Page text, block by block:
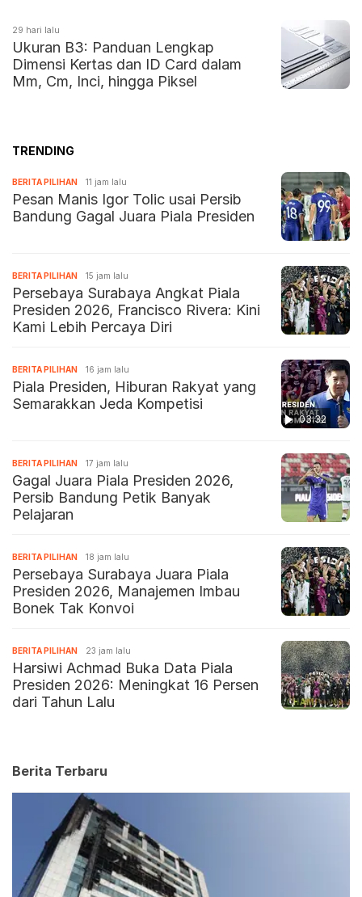
29 hari lalu
Ukuran B3: Panduan Lengkap
Dimensi Kertas dan ID Card dalam
Mm, Cm, Inci, hingga Piksel
TRENDING
BERITA PILIHAN 11 jam lalu
Pesan Manis Igor Tolic usai Persib
Bandung Gagal Juara Piala Presiden
BERITA PILIHAN 15 jam lalu
Persebaya Surabaya Angkat Piala
Presiden 2026, Francisco Rivera: Kini
Kami Lebih Percaya Diri
03:32
BERITA PILIHAN 16 jam lalu
Piala Presiden, Hiburan Rakyat yang
Semarakkan Jeda Kompetisi
BERITA PILIHAN 17 jam lalu
Gagal Juara Piala Presiden 2026,
Persib Bandung Petik Banyak
Pelajaran
BERITA PILIHAN 18 jam lalu
Persebaya Surabaya Juara Piala
Presiden 2026, Manajemen Imbau
Bonek Tak Konvoi
BERITA PILIHAN 23 jam lalu
Harsiwi Achmad Buka Data Piala
Presiden 2026: Meningkat 16 Persen
dari Tahun Lalu
Berita Terbaru